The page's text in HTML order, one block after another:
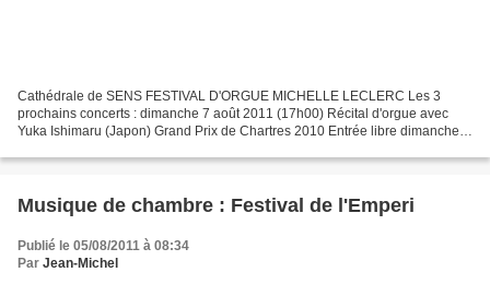
Cathédrale de SENS FESTIVAL D'ORGUE MICHELLE LECLERC Les 3
prochains concerts : dimanche 7 août 2011 (17h00) Récital d'orgue avec
Yuka Ishimaru (Japon) Grand Prix de Chartres 2010 Entrée libre dimanche
Musique de chambre : Festival de l'Emperi
Publié le 05/08/2011 à 08:34
Par Jean-Michel